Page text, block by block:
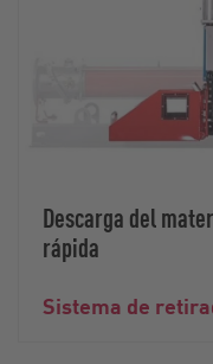
Descarga del
rápida
Sistema de